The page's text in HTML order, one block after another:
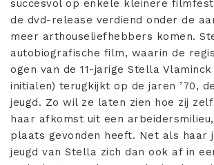
succesvol op enkele kleinere
de dvd-release verdiend onder de
meer arthouseliefhebbers komen.
autobiografische film, waarin de
ogen van de 11-jarige Stella
initialen) terugkijkt op de jaren ’70,
jeugd. Zo wil ze laten zien hoe zij
haar afkomst uit een
plaats gevonden heeft. Net als haar
jeugd van Stella zich dan ook af in